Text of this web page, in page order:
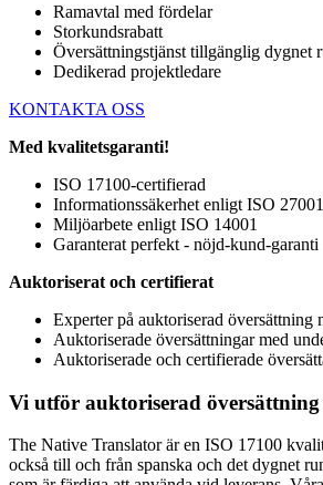
Ramavtal med fördelar
Storkundsrabatt
Översättningstjänst tillgänglig dygnet
Dedikerad projektledare
KONTAKTA OSS
Med kvalitetsgaranti!
ISO 17100-certifierad
Informationssäkerhet enligt ISO 27001
Miljöarbete enligt ISO 14001
Garanterat perfekt - nöjd-kund-garanti
Auktoriserat och certifierat
Experter på auktoriserad översättning
Auktoriserade översättningar med
Auktoriserade och certifierade
Vi utför auktoriserad
The Native Translator är en ISO 17100
också till och från spanska och det dygnet